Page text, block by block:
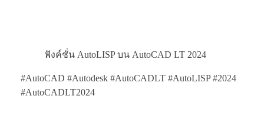
ฟังค์ชั่น AutoLISP บน AutoCAD LT 2024
#AutoCAD #Autodesk #AutoCADLT #AutoLISP #2024
#AutoCADLT2024